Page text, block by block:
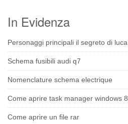
In Evidenza
Personaggi principali il segreto di luca
Schema fusibili audi q7
Nomenclature schema electrique
Come aprire task manager windows 8
Come aprire un file rar